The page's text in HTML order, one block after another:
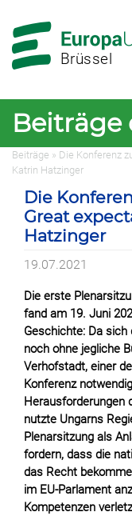
Hauptnavigation
Hauptbereich
Brüssel
Beiträge
Union
Beiträge » Die Konferenz
Katrin Hatzinger
Die
Great
Hatzinger
19.07.2021
Die erste
fand am 19. Juni
Geschichte: Da
noch ohne jegliche
Verhofstadt, einer
Konferenz
Herausforderungen
nutzte Ungarns
Plenarsitzung als
fordern, dass die
das Recht
im EU-Parlament
Kompetenzen